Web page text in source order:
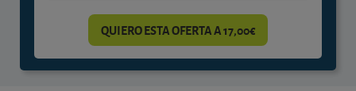
QUIERO ESTA OFERTA A 17,00€